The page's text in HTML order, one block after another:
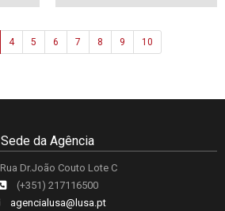
4 5 6 7 8 9 10
Sede da Agência
Rua Dr.João Couto Lote C
(+351) 217116500
agencialusa@lusa.pt